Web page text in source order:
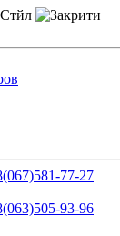
77-27
93-96